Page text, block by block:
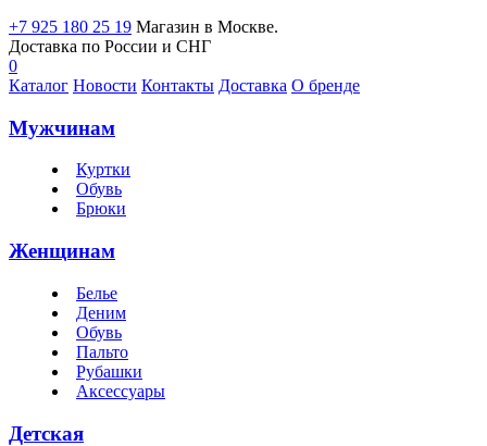
+7 925 180 25 19 Магазин в Москве.
Доставка по России и СНГ
0
Каталог Новости Контакты Доставка О бренде
Мужчинам
Куртки
Обувь
Брюки
Женщинам
Белье
Деним
Обувь
Пальто
Рубашки
Аксессуары
Детская